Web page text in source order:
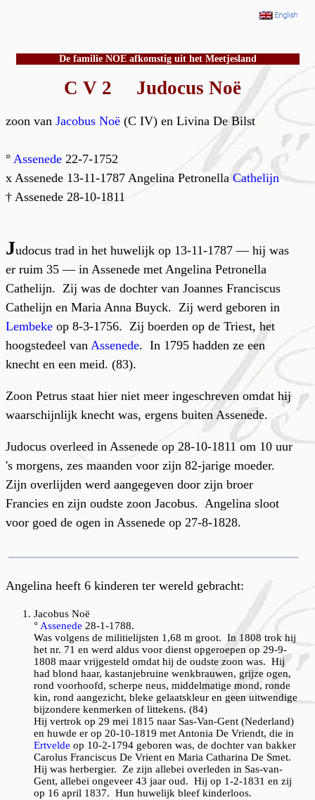
De familie NOE afkomstig uit het Meetjesland
C V 2 Judocus Noë
zoon van Jacobus Noë (C IV) en Livina De Bilst
° Assenede 22-7-1752
x Assenede 13-11-1787 Angelina PetronellaCathelijn
† Assenede 28-10-1811
Judocus trad in het huwelijk op 13-11-1787 — hij was
er ruim 35 — in Assenede met Angelina Petronella
Cathelijn. Zij was de dochter van Joannes Franciscus
Cathelijn en Maria Anna Buyck. Zij werd geboren in
Lembeke op 8-3-1756. Zij boerden op de Triest, het
hoogstedeel van Assenede. In 1795 hadden ze een
knecht en een meid. (83).
Zoon Petrus staat hier niet meer ingeschreven omdat hij
waarschijnlijk knecht was, ergens buiten Assenede.
Judocus overleed in Assenede op 28-10-1811 om 10 uur
's morgens, zes maanden voor zijn 82-jarige moeder.
Zijn overlijden werd aangegeven door zijn broer
Francies en zijn oudste zoon Jacobus. Angelina sloot
voor goed de ogen in Assenede op 27-8-1828.
Angelina heeft 6 kinderen ter wereld gebracht:
Jacobus Noë
°Assenede 28-1-1788.
Was volgens de militielijsten 1,68 m groot. In 1808 trok hij
het nr. 71 en werd aldus voor dienst opgeroepen op 29-9-
1808 maar vrijgesteld omdat hij de oudste zoon was. Hij
had blond haar, kastanjebruine wenkbrauwen, grijze ogen,
rond voorhoofd, scherpe neus, middelmatige mond, ronde
kin, rond aangezicht, bleke gelaatskleur en geen uitwendige
bijzondere kenmerken of littekens. (84)
Hij vertrok op 29 mei 1815 naar Sas-Van-Gent (Nederland)
en huwde er op 20-10-1819 met Antonia De Vriendt, die in
Ertvelde op 10-2-1794 geboren was, de dochter van bakker
Carolus Franciscus De Vrient en Maria Catharina De Smet.
Hij was herbergier. Ze zijn allebei overleden in Sas-van-
Gent, allebei ongeveer 43 jaar oud. Hij op 1-2-1831 en zij
op 16 april 1837. Hun huwelijk bleef kinderloos.